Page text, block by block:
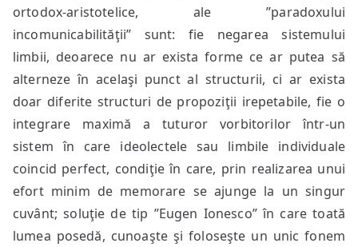
ortodox-aristotelice, ale ”paradoxului
incomunicabilităţii” sunt: fie negarea sistemului
limbii, deoarece nu ar exista forme ce ar putea să
alterneze în acelaşi punct al structurii, ci ar exista
doar diferite structuri de propoziţii irepetabile, fie o
integrare maximă a tuturor vorbitorilor într-un
sistem în care ideolectele sau limbile individuale
coincid perfect, condiţie în care, prin realizarea unui
efort minim de memorare se ajunge la un singur
cuvânt; soluţie de tip ”Eugen Ionesco” în care toată
lumea posedă, cunoaşte şi foloseşte un unic fonem